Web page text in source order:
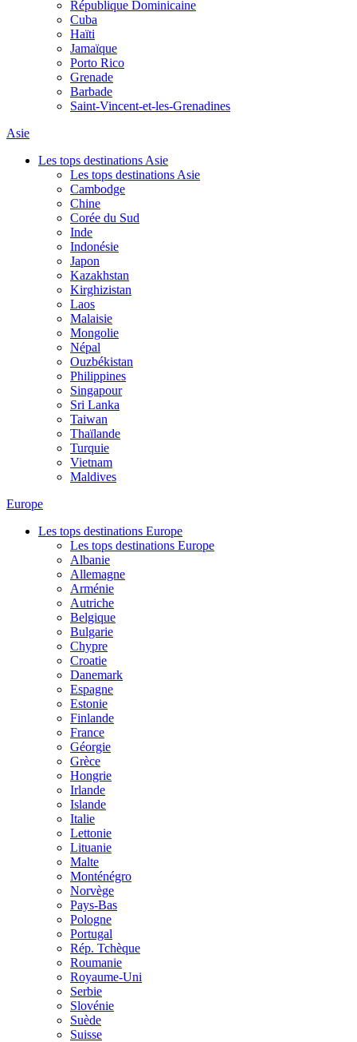
République Dominicaine
Cuba
Haïti
Jamaïque
Porto Rico
Grenade
Barbade
Saint-Vincent-et-les-Grenadines
Asie
Les tops destinations Asie
Les tops destinations Asie
Cambodge
Chine
Corée du Sud
Inde
Indonésie
Japon
Kazakhstan
Kirghizistan
Laos
Malaisie
Mongolie
Népal
Ouzbékistan
Philippines
Singapour
Sri Lanka
Taiwan
Thaïlande
Turquie
Vietnam
Maldives
Europe
Les tops destinations Europe
Les tops destinations Europe
Albanie
Allemagne
Arménie
Autriche
Belgique
Bulgarie
Chypre
Croatie
Danemark
Espagne
Estonie
Finlande
France
Géorgie
Grèce
Hongrie
Irlande
Islande
Italie
Lettonie
Lituanie
Malte
Monténégro
Norvège
Pays-Bas
Pologne
Portugal
Rép. Tchèque
Roumanie
Royaume-Uni
Serbie
Slovénie
Suède
Suisse